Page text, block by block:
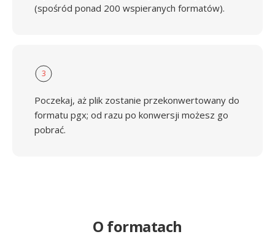
(spośród ponad 200 wspieranych formatów).
3
Poczekaj, aż plik zostanie przekonwertowany do
formatu pgx; od razu po konwersji możesz go
pobrać.
O formatach